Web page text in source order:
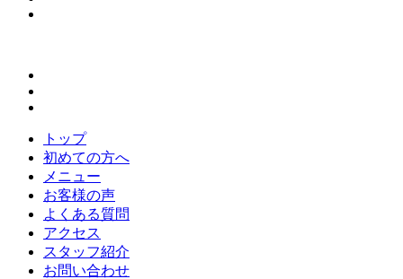
トップ
初めての方へ
メニュー
お客様の声
よくある質問
アクセス
スタッフ紹介
お問い合わせ